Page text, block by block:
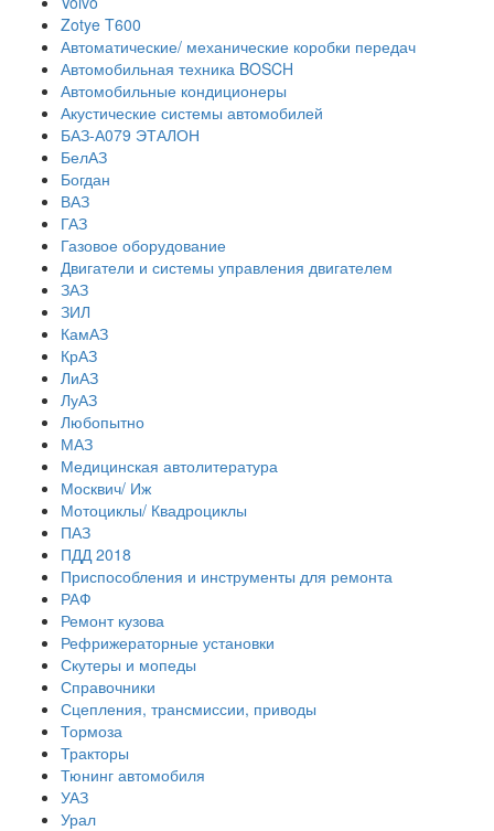
Zotye T600
Автоматические/ механические коробки передач
Автомобильная техника BOSCH
Автомобильные кондиционеры
Акустические системы автомобилей
БАЗ-А079 ЭТАЛОН
БелАЗ
Богдан
ВАЗ
ГАЗ
Газовое оборудование
Двигатели и системы управления двигателем
ЗАЗ
ЗИЛ
КамАЗ
КрАЗ
ЛиАЗ
ЛуАЗ
Любопытно
МАЗ
Медицинская автолитература
Москвич/ Иж
Мотоциклы/ Квадроциклы
ПАЗ
ПДД 2018
Приспособления и инструменты для ремонта
РАФ
Ремонт кузова
Рефрижераторные установки
Скутеры и мопеды
Справочники
Сцепления, трансмиссии, приводы
Тормоза
Тракторы
Тюнинг автомобиля
УАЗ
Урал